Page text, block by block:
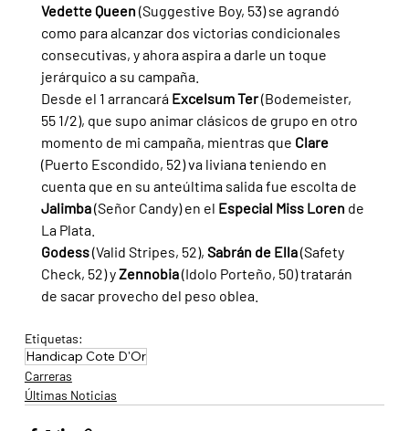
Vedette Queen (Suggestive Boy, 53) se agrandó
como para alcanzar dos victorias condicionales
consecutivas, y ahora aspira a darle un toque
jerárquico a su campaña.
Desde el 1 arrancará Excelsum Ter (Bodemeister,
55 1/2), que supo animar clásicos de grupo en otro
momento de mi campaña, mientras que Clare
(Puerto Escondido, 52) va liviana teniendo en
cuenta que en su anteúltima salida fue escolta de
Jalimba (Señor Candy) en el Especial Miss Loren de
La Plata.
Godess (Valid Stripes, 52), Sabrán de Ella (Safety
Check, 52) y Zennobia (Idolo Porteño, 50) tratarán
de sacar provecho del peso oblea.
Etiquetas:
Handicap Cote D'Or
Carreras
Últimas Noticias